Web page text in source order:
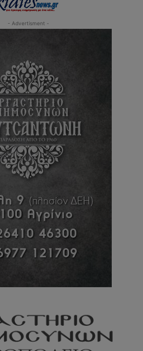
- Advertisment -